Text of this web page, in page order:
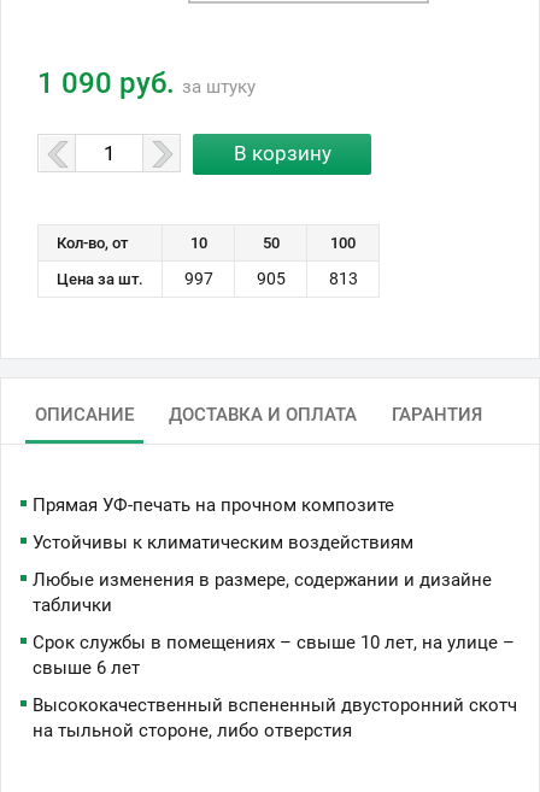
1 090 руб. за штуку
Кол-во, от 10 50
100
Цена за шт.
997 905 813
ОПИСАНИЕ ДОСТАВКА И ОПЛАТА ГАРАНТИЯ
Прямая УФ-печать на прочном композите
Устойчивы к климатическим воздействиям
Любые изменения в размере, содержании и дизайне
таблички
Срок службы в помещениях – свыше 10 лет, на улице –
свыше 6 лет
Высококачественный вспененный двусторонний скотч
на тыльной стороне, либо отверстия